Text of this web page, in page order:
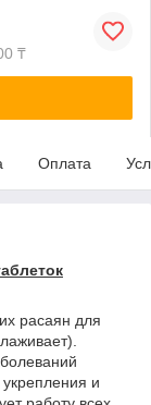
₸
Оплата
расаян для
и